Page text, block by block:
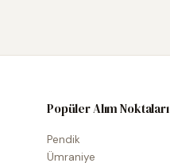
Popüler Alım Noktaları
Pendik
Ümraniye